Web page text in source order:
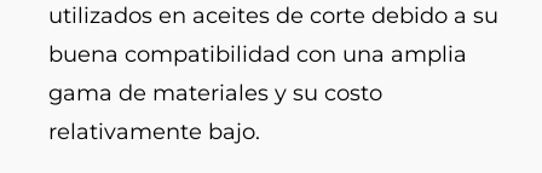
utilizados en aceites de corte debido a su
buena compatibilidad con una amplia
gama de materiales y su costo
relativamente bajo.